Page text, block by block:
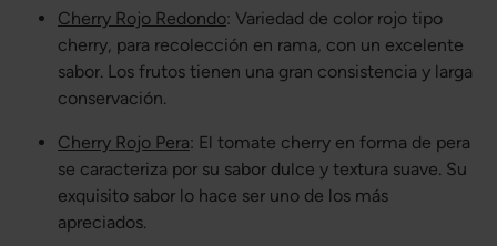
Cherry Rojo Redondo: Variedad de color rojo tipo
cherry, para recolección en rama, con un excelente
sabor. Los frutos tienen una gran consistencia y larga
conservación.
Cherry Rojo Pera: El tomate cherry en forma de pera
se caracteriza por su sabor dulce y textura suave. Su
exquisito sabor lo hace ser uno de los más
apreciados.